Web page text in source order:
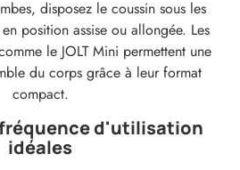
disposez le coussin sous les
position assise ou allongée. Les
le JOLT Mini permettent une
du corps grâce à leur format
compact.
fréquence d'utilisation
idéales